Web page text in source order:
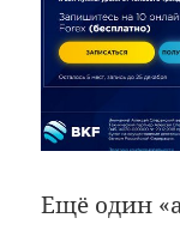
Ещё один